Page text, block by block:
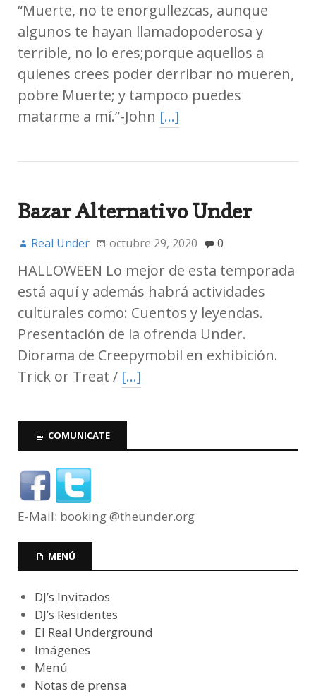
“Muerte, no te enorgullezcas, aunque
algunos te hayan llamadopoderosa y
terrible, no lo eres;porque aquellos a
quienes crees poder derribar no mueren,
pobre Muerte; y tampoco puedes
matarme a mí.”-John […]
Bazar Alternativo Under
Real Under octubre 29, 2020 0
HALLOWEEN Lo mejor de esta temporada
está aquí y además habrá actividades
culturales como: Cuentos y leyendas.
Presentación de la ofrenda Under.
Diorama de Creepymobil en exhibición.
Trick or Treat / […]
COMUNICATE
E-Mail: booking @theunder.org
MENÚ
DJ’s Invitados
DJ’s Residentes
El Real Underground
Imágenes
Menú
Notas de prensa